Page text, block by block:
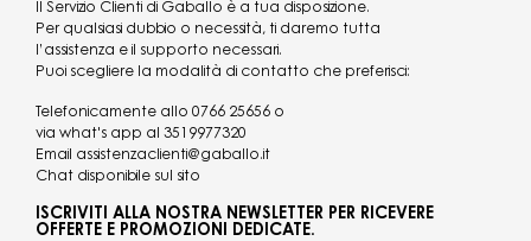
Il Servizio Clienti di Gaballo è a tua disposizione.
Per qualsiasi dubbio o necessità, ti daremo tutta
l’assistenza e il supporto necessari.
Puoi scegliere la modalità di contatto che preferisci:
Telefonicamente allo 0766 25656 o
via what's app al 3519977320
Email assistenzaclienti@gaballo.it
Chat disponibile sul sito
ISCRIVITI ALLA NOSTRA NEWSLETTER PER RICEVERE
OFFERTE E PROMOZIONI DEDICATE.